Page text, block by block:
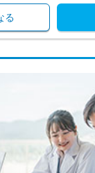
る